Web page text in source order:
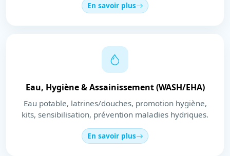
En savoir plus
Eau, Hygiène & Assainissement (WASH/EHA)
Eau potable, latrines/douches, promotion hygiène,
kits, sensibilisation, prévention maladies hydriques.
En savoir plus